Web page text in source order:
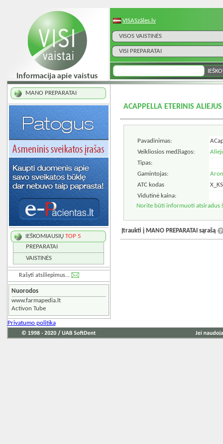
VISASzāles.lv
VISOS VAISTINĖS
VISI PREPARATAI
MANO PREPARATAI
IEŠKOMIAUSIŲ TOP 5
PREPARATAI
VAISTINĖS
Rašyti atsiliepimus...
Nuorodos
www.farmapedia.lt
Activon Tube
ACAPPELLA ETERINIS
Pavadinimas:
Veikliosios medžiagos:
Tipas:
Gamintojas:
ATC kodas
Vidutinė kaina:
Norite būti informuoti atsiradus
Įtraukti į MANO PREPARATAI sąrašą
Privatumo politika